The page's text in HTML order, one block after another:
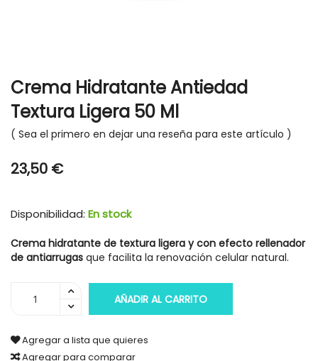
the
beginning
of
the
gallery
Crema Hidratante Antiedad
Textura Ligera 50 Ml
Sea el primero en dejar una reseña para este artículo
23,50 €
Disponibilidad: En stock
Crema hidratante de textura ligera y con efecto rellenador
de antiarrugas que facilita la renovación celular natural.
AÑADIR AL CARRITO
Agregar a lista que quieres
Agregar para comparar